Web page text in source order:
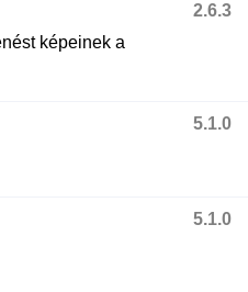
2.6.3
képeinek a
5.1.0
5.1.0